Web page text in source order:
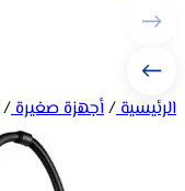
الرئيسية/أجهزة صغيرة/